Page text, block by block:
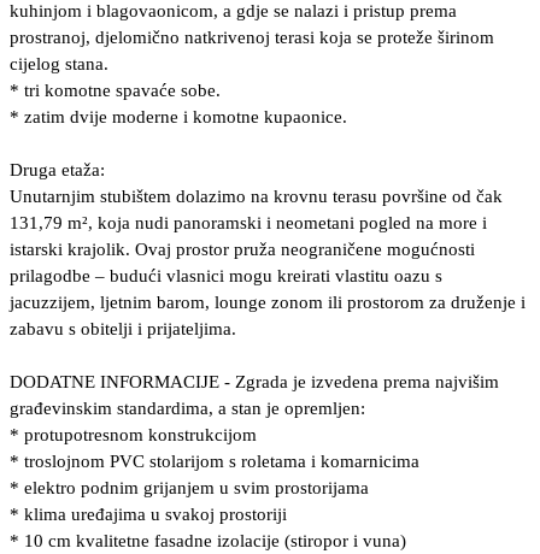
kuhinjom i blagovaonicom, a gdje se nalazi i pristup prema
prostranoj, djelomično natkrivenoj terasi koja se proteže širinom
cijelog stana.
* tri komotne spavaće sobe.
* zatim dvije moderne i komotne kupaonice.
Druga etaža:
Unutarnjim stubištem dolazimo na krovnu terasu površine od čak
131,79 m², koja nudi panoramski i neometani pogled na more i
istarski krajolik. Ovaj prostor pruža neograničene mogućnosti
prilagodbe – budući vlasnici mogu kreirati vlastitu oazu s
jacuzzijem, ljetnim barom, lounge zonom ili prostorom za druženje i
zabavu s obitelji i prijateljima.
DODATNE INFORMACIJE - Zgrada je izvedena prema najvišim
građevinskim standardima, a stan je opremljen:
* protupotresnom konstrukcijom
* troslojnom PVC stolarijom s roletama i komarnicima
* elektro podnim grijanjem u svim prostorijama
* klima uređajima u svakoj prostoriji
* 10 cm kvalitetne fasadne izolacije (stiropor i vuna)